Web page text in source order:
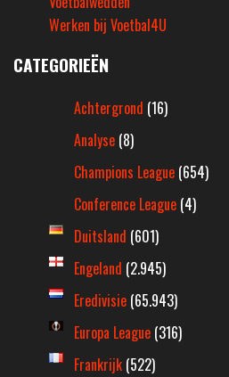
Werken bij Voetbal4U
CATEGORIEËN
Achtergrond (16)
Analyse (8)
Champions League (654)
Conference League (4)
Duitsland (601)
Engeland (2.945)
Eredivisie (65.943)
Europa League (316)
Frankrijk (522)